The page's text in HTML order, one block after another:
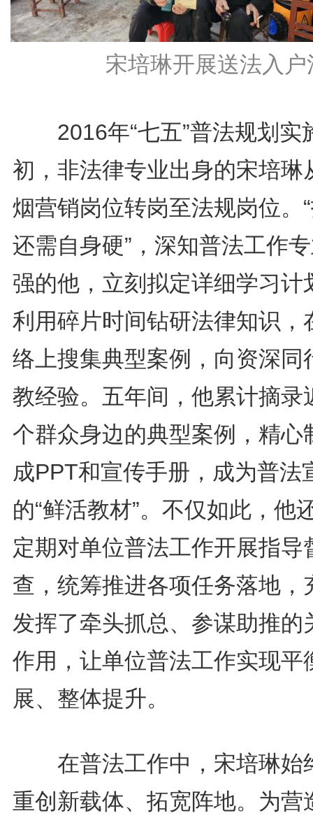
宋培琳开展送法入户
2016年“七五”普法规划实
初，非法律专业出身的宋培琳
烟营销岗位转岗至法规岗位。
还需自身硬”，深知普法工作
强的他，立刻拟定详细学习计
利用碎片时间钻研法律知识，
络上搜集典型案例，向资深同
教经验。五年间，他累计摘录
个群众身边的典型案例，精心
成PPT和宣传手册，成为普法
的“鲜活教材”。不仅如此，他
定期对单位普法工作开展指导
查，统筹推进各项任务落地，
发挥了牵头抓总、参谋助推的
作用，让单位普法工作实现平
展、整体提升。
在普法工作中，宋培琳始
重创新载体、拓宽阵地。为营